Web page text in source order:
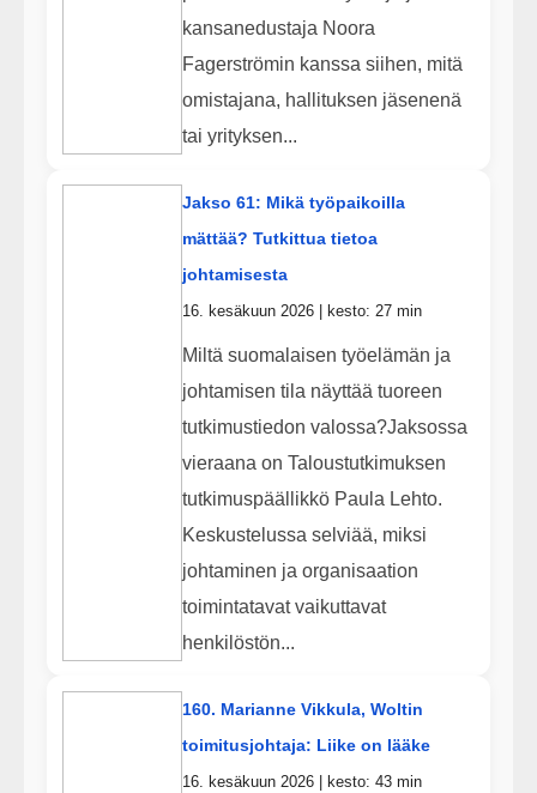
kansanedustaja Noora
Fagerströmin kanssa siihen, mitä
omistajana, hallituksen jäsenenä
tai yrityksen...
Jakso 61: Mikä työpaikoilla
mättää? Tutkittua tietoa
johtamisesta
16. kesäkuun 2026 | kesto: 27 min
Miltä suomalaisen työelämän ja
johtamisen tila näyttää tuoreen
tutkimustiedon valossa?Jaksossa
vieraana on Taloustutkimuksen
tutkimuspäällikkö Paula Lehto.
Keskustelussa selviää, miksi
johtaminen ja organisaation
toimintatavat vaikuttavat
henkilöstön...
160. Marianne Vikkula, Woltin
toimitusjohtaja: Liike on lääke
16. kesäkuun 2026 | kesto: 43 min